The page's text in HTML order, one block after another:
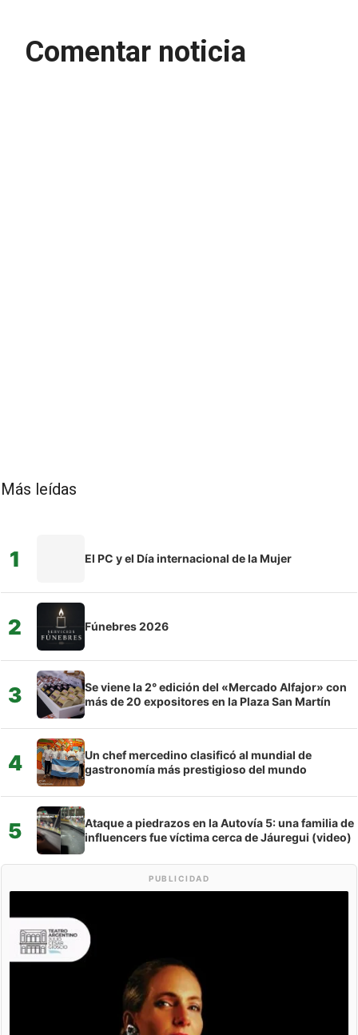
Comentar noticia
Más leídas
1 El PC y el Día internacional de la Mujer
2 Fúnebres 2026
3
Se viene la 2° edición del «Mercado Alfajor» con
más de 20 expositores en la Plaza San Martín
4
Un chef mercedino clasificó al mundial de
gastronomía más prestigioso del mundo
5
Ataque a piedrazos en la Autovía 5: una familia de
influencers fue víctima cerca de Jáuregui (video)
PUBLICIDAD